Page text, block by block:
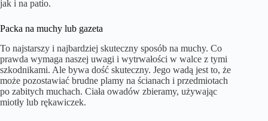
jak i na patio.
Packa na muchy lub gazeta
To najstarszy i najbardziej skuteczny sposób na muchy. Co
prawda wymaga naszej uwagi i wytrwałości w walce z tymi
szkodnikami. Ale bywa dość skuteczny. Jego wadą jest to, że
może pozostawiać brudne plamy na ścianach i przedmiotach
po zabitych muchach. Ciała owadów zbieramy, używając
miotły lub rękawiczek.